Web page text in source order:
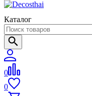
Каталог
0
0